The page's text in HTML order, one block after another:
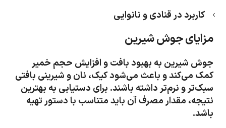
کاربرد در قنادی و نانوایی
مزایای جوش شیرین
جوش شیرین به بهبود بافت و افزایش حجم خمیر
کمک می‌کند و باعث می‌شود کیک، نان و شیرینی بافتی
سبک‌تر و نرم‌تر داشته باشند. برای دستیابی به بهترین
نتیجه، مقدار مصرف آن باید متناسب با دستور تهیه
باشد.